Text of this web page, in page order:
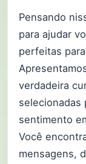
Pensando
para ajudar
perfeitas
verdadeira
selecionadas
sentimento
Você
mensagens,